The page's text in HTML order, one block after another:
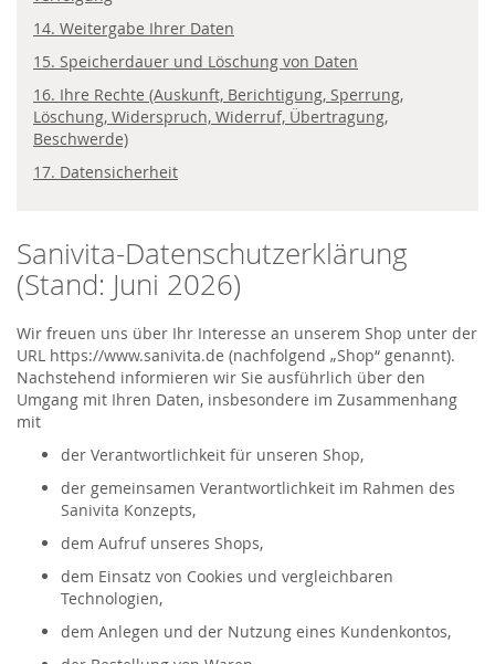
Sanivita-Datenschutzerklärung
(Stand: Juni 2026)
Wir freuen uns über Ihr Interesse an unserem Shop unter der
URL https://www.sanivita.de (nachfolgend „Shop“ genannt).
Nachstehend informieren wir Sie ausführlich über den
Umgang mit Ihren Daten, insbesondere im Zusammenhang
mit
der Verantwortlichkeit für unseren Shop,
der gemeinsamen Verantwortlichkeit im Rahmen des
Sanivita Konzepts,
dem Aufruf unseres Shops,
dem Einsatz von Cookies und vergleichbaren
Technologien,
dem Anlegen und der Nutzung eines Kundenkontos,
14. Weitergabe Ihrer Daten
15. Speicherdauer und Löschung von Daten
16. Ihre Rechte (Auskunft, Berichtigung, Sperrung,
Löschung, Widerspruch, Widerruf, Übertragung,
Beschwerde)
17. Datensicherheit